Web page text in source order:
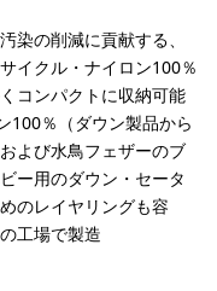
染の削減に貢献する、
イクル・ナイロン100％
コンパクトに収納可能
100％（ダウン製品から
よび水鳥フェザーのブ
ー用のダウン・セータ
のレイヤリングも容
工場で製造